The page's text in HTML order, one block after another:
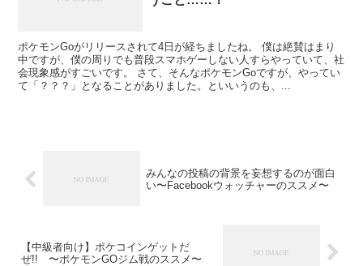
ポケモンGoがリリースされて4日が経ちましたね。 僕は絶賛はまり
中ですが、僕の周りでも普段スマホゲーしない人すらやっていて、社
会現象感がすごいです。 さて、そんなポケモンGoですが、やってい
て「？？？」となることがありました。といいうのも、...
みんなの投稿の背景を妄想するのが面白
い〜Facebookウォッチャーのススメ〜
【中級者向け】ポケコインゲットだ
ぜ!! 〜ポケモンGOジム戦のススメ〜